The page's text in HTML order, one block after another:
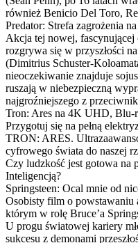
również Benicio Del Toro,
Predator: Strefa zagrożenia
Akcja tej nowej, fascynującej
rozgrywa się w przyszłości
(Dimitrius Schuster-
nieoczekiwanie znajduje
ruszają w niebezpieczną
najgroźniejszego z
Tron: Ares na 4K UHD,
Przygotuj się na pełną
TRON: ARES.
cyfrowego świata do naszej
Czy ludzkość jest gotowa na
Inteligencją?
Springsteen: Ocal mnie od
Osobisty film o powstawaniu
którym w rolę Bruce’a
U progu światowej kariery
sukcesu z demonami